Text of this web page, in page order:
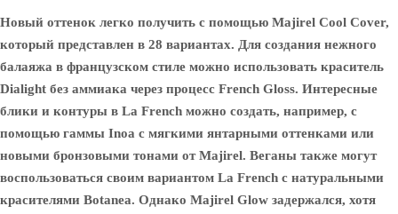
Новый оттенок легко получить с помощью Majirel Cool Cover,
который представлен в 28 вариантах. Для создания нежного
балаяжа в французском стиле можно использовать краситель
Dialight без аммиака через процесс French Gloss. Интересные
блики и контуры в La French можно создать, например, с
помощью гаммы Inoa с мягкими янтарными оттенками или
новыми бронзовыми тонами от Majirel. Веганы также могут
воспользоваться своим вариантом La French с натуральными
красителями Botanea. Однако Majirel Glow задержался, хотя